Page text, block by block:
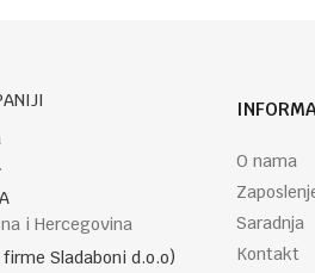
i Hercegovina
Sladaboni d.o.o)
O nama
Saradnja
Kontakt